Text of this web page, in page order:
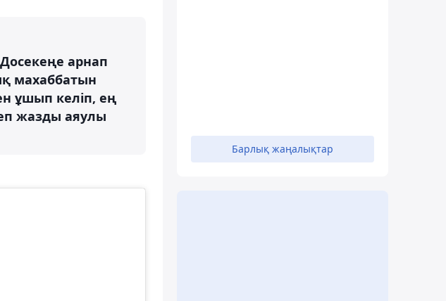
арнап
махаббатын
ұшып келіп, ең
жазды аяулы
Барлық жаңалықтар